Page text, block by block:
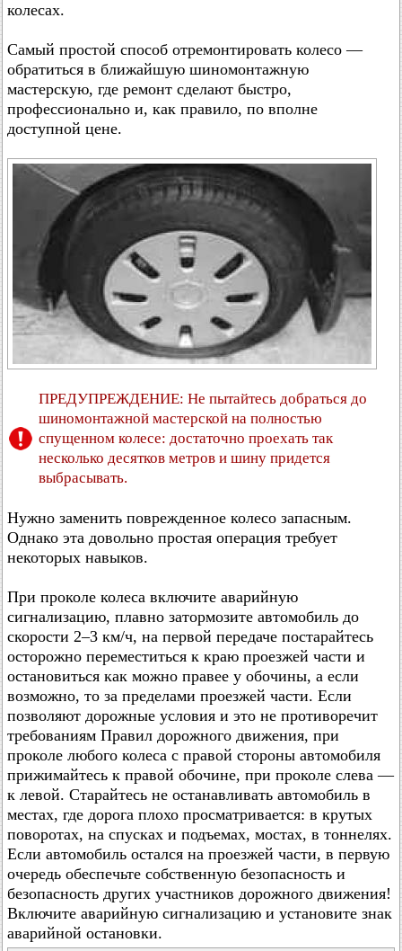
колесах.
Самый простой способ отремонтировать колесо —
обратиться в ближайшую шиномонтажную
мастерскую, где ремонт сделают быстро,
профессионально и, как правило, по вполне
доступной цене.
ПРЕДУПРЕЖДЕНИЕ: Не пытайтесь добраться до
шиномонтажной мастерской на полностью
спущенном колесе: достаточно проехать так
несколько десятков метров и шину придется
выбрасывать.
Нужно заменить поврежденное колесо запасным.
Однако эта довольно простая операция требует
некоторых навыков.
При проколе колеса включите аварийную
сигнализацию, плавно затормозите автомобиль до
скорости 2–3 км/ч, на первой передаче постарайтесь
осторожно переместиться к краю проезжей части и
остановиться как можно правее у обочины, а если
возможно, то за пределами проезжей части. Если
позволяют дорожные условия и это не противоречит
требованиям Правил дорожного движения, при
проколе любого колеса с правой стороны автомобиля
прижимайтесь к правой обочине, при проколе слева —
к левой. Старайтесь не останавливать автомобиль в
местах, где дорога плохо просматривается: в крутых
поворотах, на спусках и подъемах, мостах, в тоннелях.
Если автомобиль остался на проезжей части, в первую
очередь обеспечьте собственную безопасность и
безопасность других участников дорожного движения!
Включите аварийную сигнализацию и установите знак
аварийной остановки.